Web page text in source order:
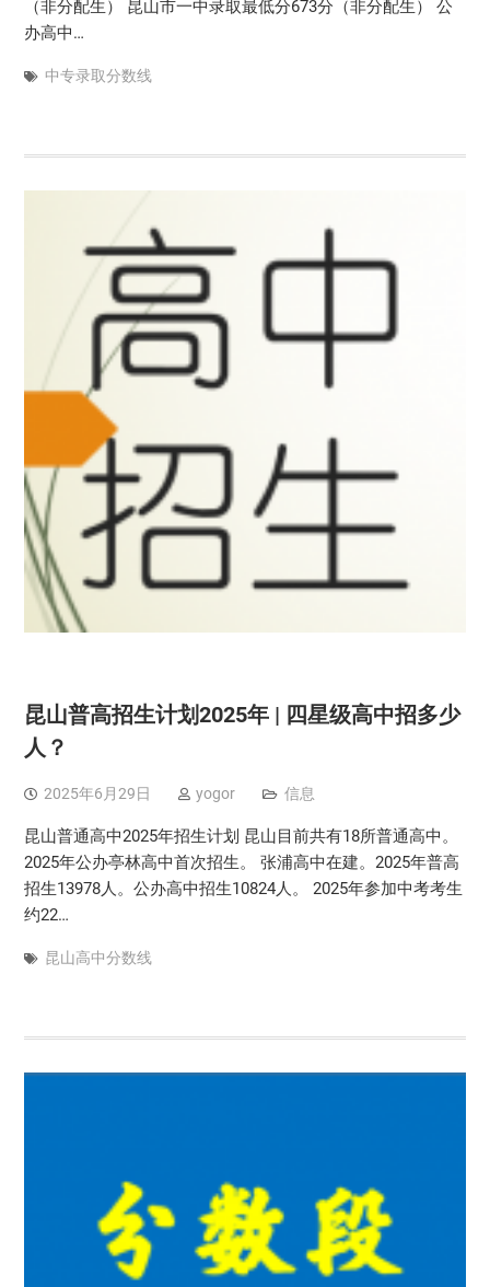
（非分配生） 昆山市一中录取最低分673分（非分配生） 公
办高中…
中专录取分数线
昆山普高招生计划2025年 | 四星级高中招多少
人？
2025年6月29日 yogor 信息
昆山普通高中2025年招生计划 昆山目前共有18所普通高中。
2025年公办亭林高中首次招生。 张浦高中在建。2025年普高
招生13978人。公办高中招生10824人。 2025年参加中考考生
约22…
昆山高中分数线